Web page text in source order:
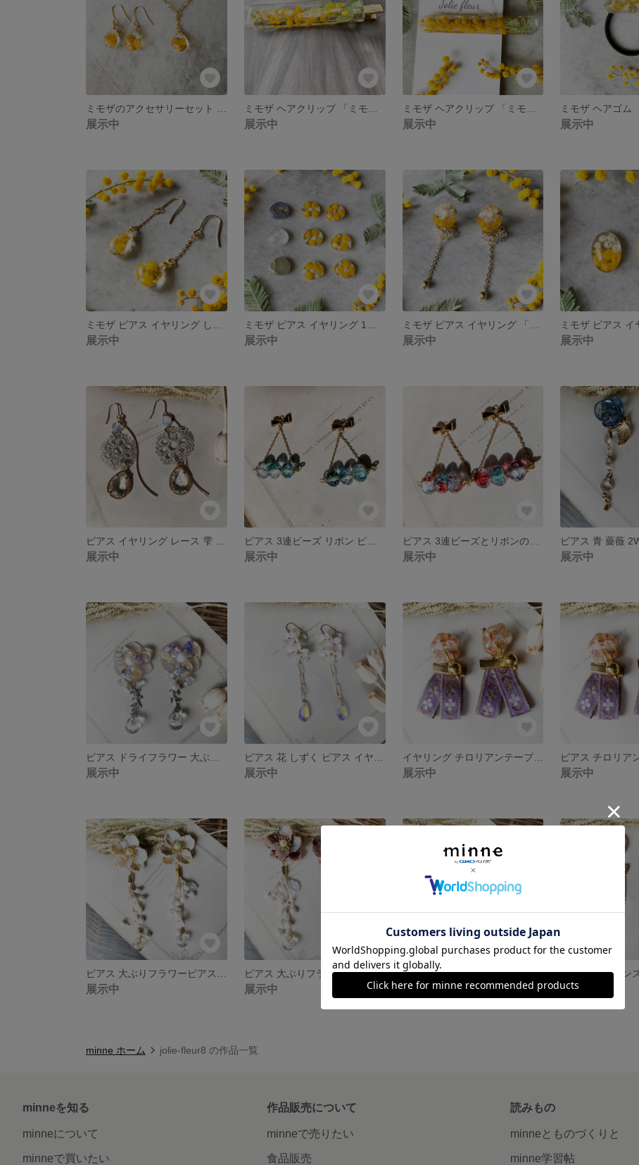
展示中 展示中 展示中 展示中
展示中 展示中 展示中 展示中
展示中
ピアス 3連ビーズ リボン ピアス イヤリング ブルー グラデーション 揺れる 大人可愛い ［013］
展示中
ピアス 3連ビーズとリボンのピアス イヤリング ブルー レッド 揺れる 大人可愛い［012］
展示中 展示中
展示中 展示中
イヤリング チロリアンテープ ドライフラワー イヤリング フラワー 花 イヤリング 大人可愛い ［007］
展示中 展示中
展示中
ピアス 大ぶりフラワーピアス イヤリング ボタニカル フラワー ブラウン 花 レース ［003］
展示中
ピアス ニュアンスピアス イヤリング ～小さな美術館～ フレッシュカラー フラワー 花 ゴールドチェーン かすみ草 ［002］
展示中 展示中
minne ホーム jolie-fleur8 の作品一覧
minneを知る
minneについて
minneで買いたい
作品販売について
minneで売りたい
食品販売
読みもの
minneとものづくりと
minne学習帖